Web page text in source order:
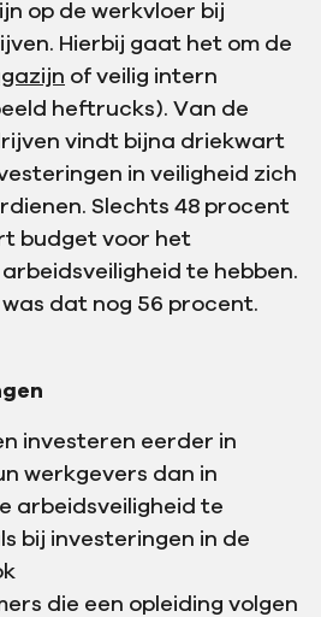
op de werkvloer bij
Hierbij gaat het om de
of veilig intern
heftrucks). Van de
vindt bijna driekwart
in veiligheid zich
Slechts 48 procent
budget voor het
te hebben.
dat nog 56 procent.
investeren eerder in
werkgevers dan in
arbeidsveiligheid te
bij investeringen in de
die een opleiding volgen